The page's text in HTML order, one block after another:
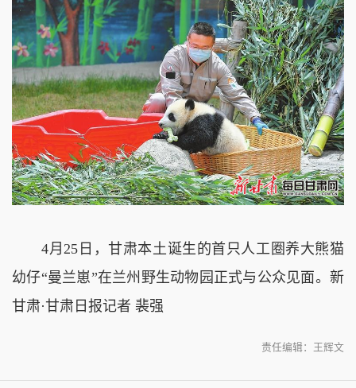
4月25日，甘肃本土诞生的首只人工圈养大熊猫
幼仔“曼兰崽”在兰州野生动物园正式与公众见面。新
甘肃·甘肃日报记者 裴强
责任编辑：王辉文